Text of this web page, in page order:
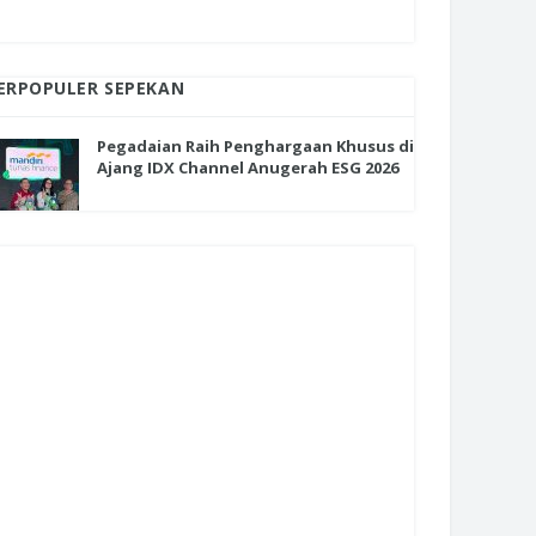
SEPEKAN
Pegadaian Raih Penghargaan Khusus di
Ajang IDX Channel Anugerah ESG 2026